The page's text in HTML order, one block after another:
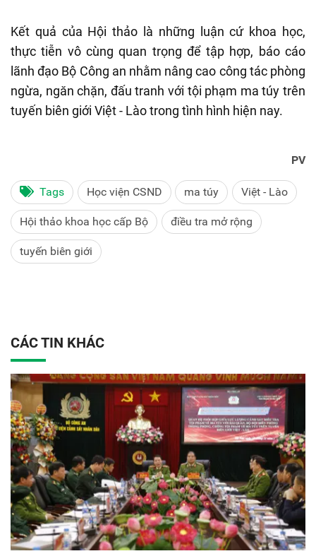
Kết quả của Hội thảo là những luận cứ khoa học,
thực tiễn vô cùng quan trọng để tập hợp, báo cáo
lãnh đạo Bộ Công an nhằm nâng cao công tác phòng
ngừa, ngăn chặn, đấu tranh với tội phạm ma túy trên
tuyến biên giới Việt - Lào trong tình hình hiện nay.
PV
Tags Học viện CSND ma túy Việt - Lào
Hội thảo khoa học cấp Bộ điều tra mở rộng
tuyến biên giới
CÁC TIN KHÁC